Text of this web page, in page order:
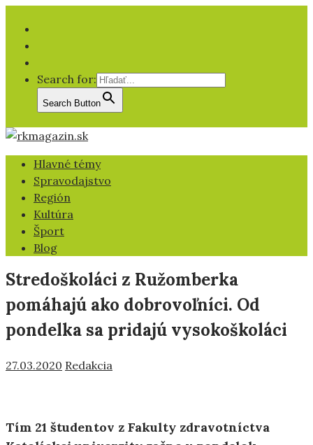
Search for:
Search Button
Hlavné témy
Spravodajstvo
Región
Kultúra
Šport
Blog
Stredoškoláci z Ružomberka
pomáhajú ako dobrovoľníci. Od
pondelka sa pridajú vysokoškoláci
27.03.2020 Redakcia
Tím 21 študentov z Fakulty zdravotníctva